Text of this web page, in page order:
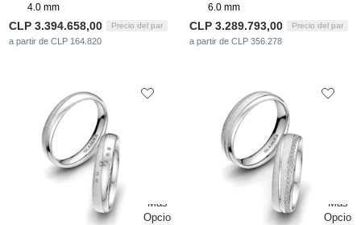
4.0 mm
CLP 3.394.658,00 Precio del par
a partir de CLP 164.820
6.0 mm
CLP 3.289.793,00 Precio del par
a partir de CLP 356.278